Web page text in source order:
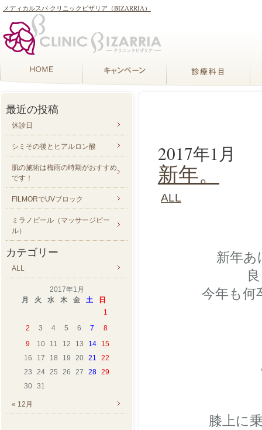
メディカルスパ クリニックビザリア（BIZARRIA）
2017年1月
新年。
ALL
新年
今年も
膝上に
最近の投稿
休診日
シミその後とヒアルロン酸
肌の施術は梅雨の時期がおすすめ
です！
FILMORでUVブロック
ミラノピール（マッサージピー
ル）
カテゴリー
ALL
2017年1月
月
火 水 木 金 土
日
1
2
3 4 5 6 7
8
9
10 11 12 13 14
15
16
17 18 19 20 21
22
23
24 25 26 27 28
29
30
31
« 12月